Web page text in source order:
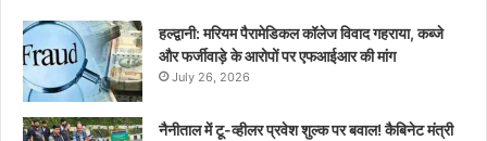
हल्द्वानी: मरियम पैरामेडिकल कॉलेज विवाद गहराया, कब्जे
और फर्जीवाड़े के आरोपों पर एफआईआर की मांग
July 26, 2026
नैनीताल में टू-व्हीलर प्रवेश शुल्क पर बवाल! कैबिनेट मंत्री